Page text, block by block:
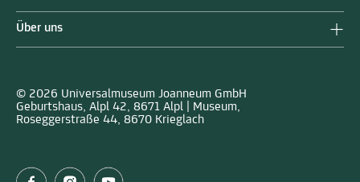
Über uns
© 2026 Universalmuseum Joanneum GmbH
Geburtshaus, Alpl 42, 8671 Alpl | Museum,
Roseggerstraße 44, 8670 Krieglach